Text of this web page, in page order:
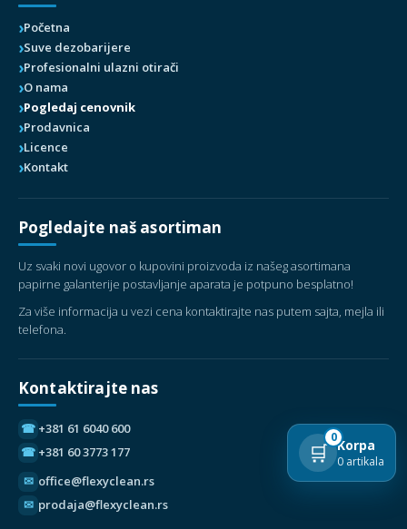
Početna
Suve dezobarijere
Profesionalni ulazni otirači
O nama
Pogledaj cenovnik
Prodavnica
Licence
Kontakt
Pogledajte naš asortiman
Uz svaki novi ugovor o kupovini proizvoda iz našeg asortimana
papirne galanterije postavljanje aparata je potpuno besplatno!
Za više informacija u vezi cena kontaktirajte nas putem sajta, mejla ili
telefona.
Kontaktirajte nas
☎ +381 61 6040 600
☎ +381 60 3773 177
✉ office@flexyclean.rs
✉ prodaja@flexyclean.rs
🛒
0Korpa
0 artikala